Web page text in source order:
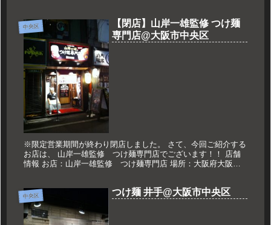
中央区
【閉店】山岸一雄監修 つけ麺
専門店@大阪市中央区
※限定営業期間が終わり閉店しました。 さて、今回ご紹介する
お店は、 山岸一雄監修 つけ麺専門店でございます！！ 店舗
情報 お店：山岸一雄監修 つけ麺専門店 場所：大阪府大阪市
中央区 つけ麺 井手@大阪市中央区